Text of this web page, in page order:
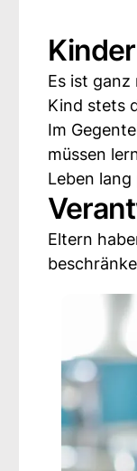
Es ist
Kind stets
Im
müssen
Leben
Eltern